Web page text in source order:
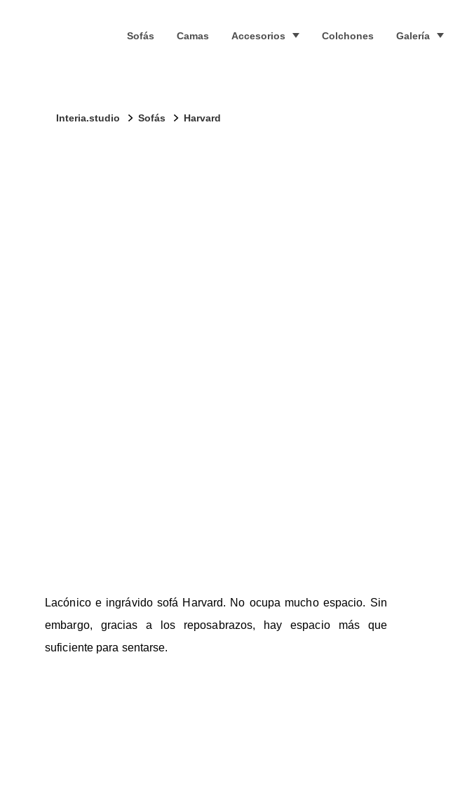
Sofás Camas Accesorios Colchones Galería
Interia.studio Sofás Harvard
Lacónico e ingrávido sofá Harvard. No ocupa mucho espacio. Sin
embargo, gracias a los reposabrazos, hay espacio más que
suficiente para sentarse.